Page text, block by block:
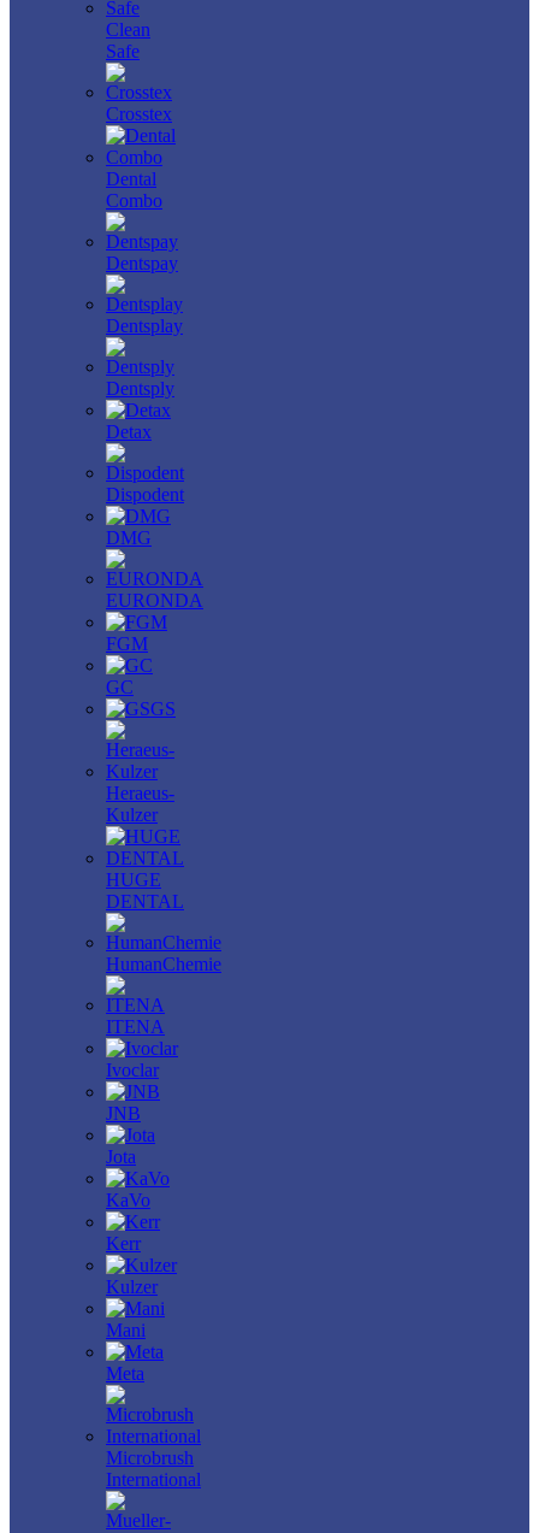
Clean
Safe
Crosstex
Dental
Combo
Dentspay
Dentsplay
Dentsply
Detax
Dispodent
DMG
EURONDA
FGM
GC
GS
Heraeus-
Kulzer
HUGE
DENTAL
HumanChemie
ITENA
Ivoclar
JNB
Jota
KaVo
Kerr
Kulzer
Mani
Meta
Microbrush
International